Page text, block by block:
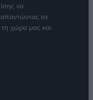
να
σε
χώρα μας και